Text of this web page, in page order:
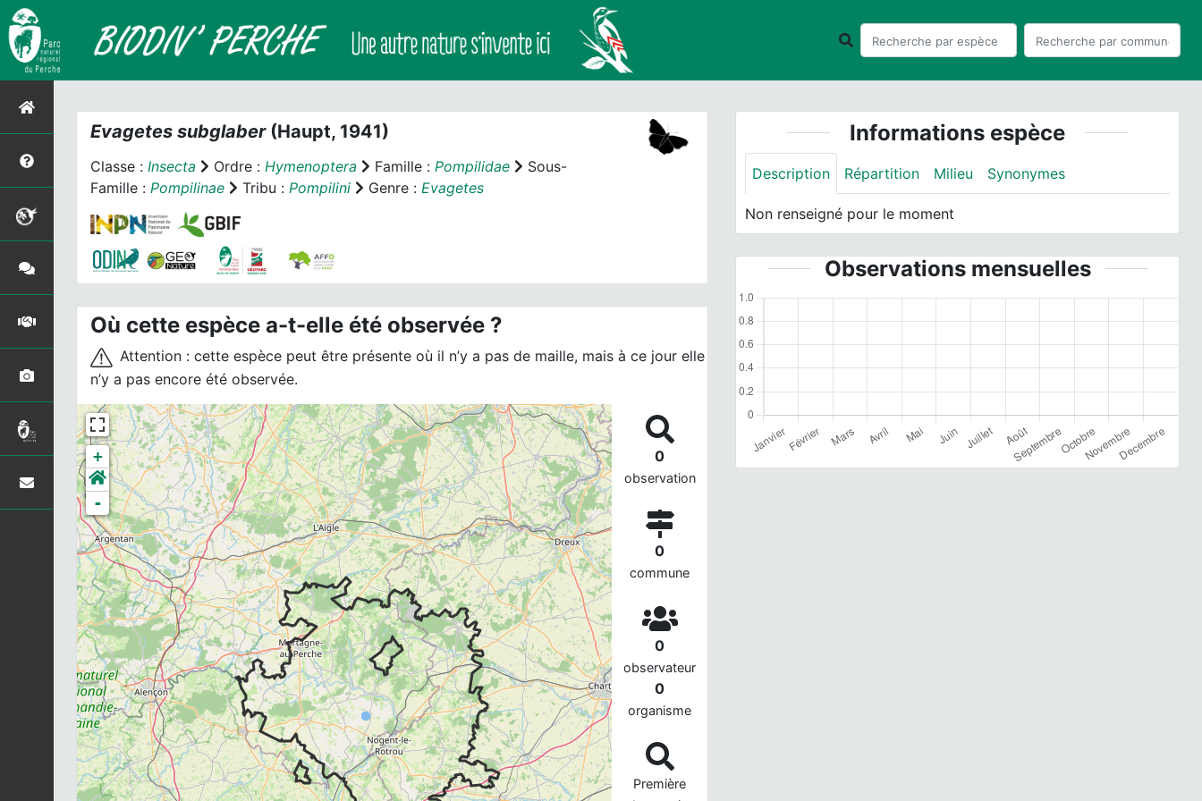
Evagetes subglaber(Haupt, 1941)
Classe : Insecta Ordre : Hymenoptera Famille : Pompilidae
Sous-
Famille : Pompilinae Tribu : Pompilini Genre : Evagetes
Où cette espèce a-t-elle été observée ?
Attention : cette espèce peut être présente où il n’y a pas de maille, mais à ce jour elle
n’y a pas encore été observée.
Chargement...
+
-
0
observation
0
commune
0
observateur
0
organisme
Première
Informations espèce
Description Répartition Milieu Synonymes
Non renseigné pour le moment
Observations mensuelles